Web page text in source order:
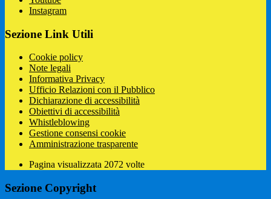
Instagram
Sezione Link Utili
Cookie policy
Note legali
Informativa Privacy
Ufficio Relazioni con il Pubblico
Dichiarazione di accessibilità
Obiettivi di accessibilità
Whistleblowing
Gestione consensi cookie
Amministrazione trasparente
Pagina visualizzata 2072 volte
Sezione Copyright